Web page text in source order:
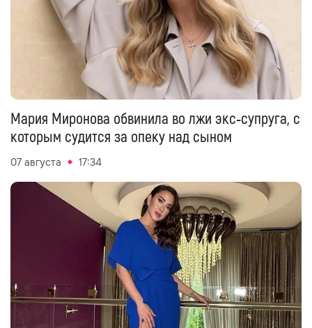
Мария Миронова обвинила во лжи экс‑супруга, с
которым судится за опеку над сыном
07 августа 17:34